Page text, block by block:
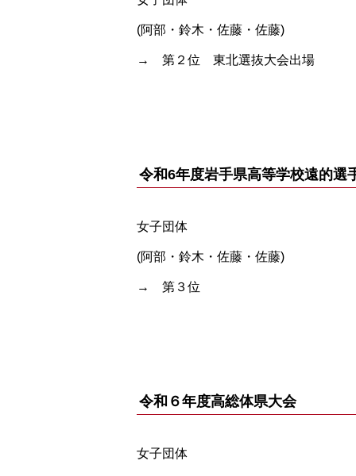
(阿部・鈴木・佐藤・佐藤)
→ 第２位 東北選抜大会出場
令和6年度岩手県高等学校遠的選
女子団体
(阿部・鈴木・佐藤・佐藤)
→ 第３位
令和６年度高総体県大会
女子団体